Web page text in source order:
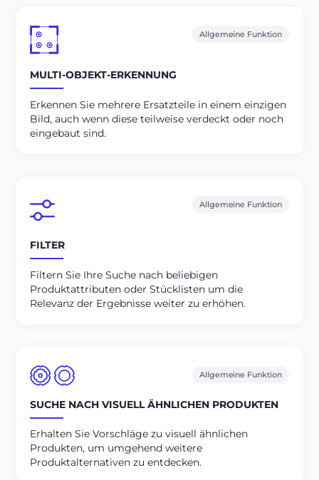
Allgemeine Funktion
MULTI-OBJEKT-ERKENNUNG
Erkennen Sie mehrere Ersatzteile in einem einzigen
Bild, auch wenn diese teilweise verdeckt oder noch
eingebaut sind.
Allgemeine Funktion
FILTER
Filtern Sie Ihre Suche nach beliebigen
Produktattributen oder Stücklisten um die
Relevanz der Ergebnisse weiter zu erhöhen.
Allgemeine Funktion
SUCHE NACH VISUELL ÄHNLICHEN PRODUKTEN
Erhalten Sie Vorschläge zu visuell ähnlichen
Produkten, um umgehend weitere
Produktalternativen zu entdecken.